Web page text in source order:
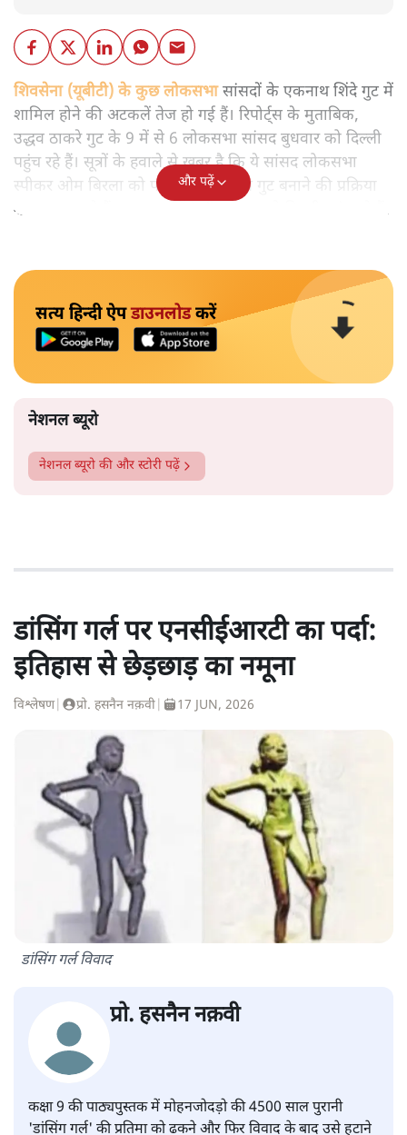
शिवसेना (यूबीटी) के कुछ लोकसभासांसदों के एकनाथ शिंदे गुट में
शामिल होने की अटकलें तेज हो गई हैं। रिपोर्ट्स के मुताबिक,
उद्धव ठाकरे गुट के 9 में से 6 लोकसभा सांसद बुधवार को दिल्ली
पहुंच रहे हैं। सूत्रों के हवाले से खबर है कि ये सांसद लोकसभा
स्पीकर ओम बिरला को पत्र सौंपकर अलग गुट बनाने की प्रक्रिया
शुरू कर सकते हैं। एकनाथ शिंदे भी बुधवार को दिल्ली पहुंच रहे हैं।
और पढ़ें
सत्य हिन्दी ऐपडाउनलोडकरें
नेशनल ब्यूरो
नेशनल ब्यूरो की और स्टोरी पढ़ें
डांसिंग गर्ल पर एनसीईआरटी का पर्दा:
इतिहास से छेड़छाड़ का नमूना
विश्लेषण| प्रो. हसनैन नक़वी 17 JUN, 2026
डांसिंग गर्ल विवाद
प्रो. हसनैन नक़वी
कक्षा 9 की पाठ्यपुस्तक में मोहनजोदड़ो की 4500 साल पुरानी
'डांसिंग गर्ल' की प्रतिमा को ढकने और फिर विवाद के बाद उसे हटाने